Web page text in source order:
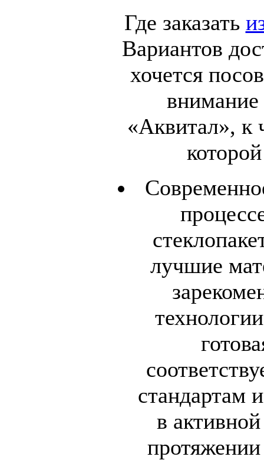
Где заказать
Вариантов
хочется
«Аквитал», к
лучшие
стандартам
в